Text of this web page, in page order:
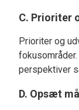
C. Prioriter
Prioriter og
perspektiver
D. Opsæt